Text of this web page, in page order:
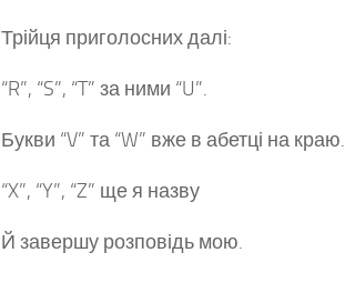
Трійця приголосних далі:
“R”, “S”, “T” за ними “U”.
Букви “V” та “W” вже в абетці на краю.
“X”, “Y”, “Z” ще я назву
Й завершу розповідь мою.